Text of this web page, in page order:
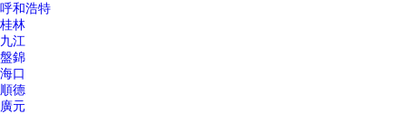
呼和浩特
桂林
九江
盤錦
海口
順德
廣元